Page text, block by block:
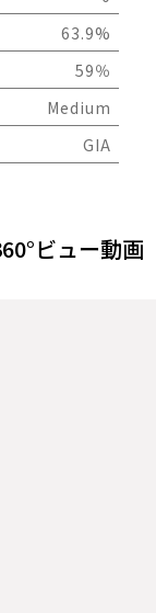
63.9%
59％
Medium
GIA
ビュー動画